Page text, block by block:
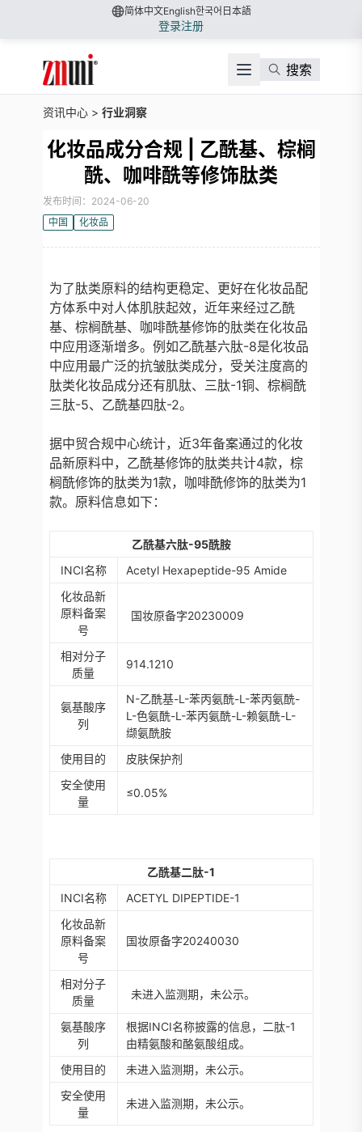
简体中文English한국어 日本語
登录注册
搜索
资讯中心 > 行业洞察
化妆品成分合规 | 乙酰基、棕榈
酰、咖啡酰等修饰肽类
发布时间：2024-06-20
中国
化妆品
为了肽类原料的结构更稳定、更好在化妆品配
方体系中对人体肌肤起效，近年来经过乙酰
基、棕榈酰基、咖啡酰基修饰的肽类在化妆品
中应用逐渐增多。例如乙酰基六肽-8是化妆品
中应用最广泛的抗皱肽类成分，受关注度高的
肽类化妆品成分还有肌肽、三肽-1铜、棕榈酰
三肽-5、乙酰基四肽-2。
据中贸合规中心统计，近3年备案通过的化妆
品新原料中，乙酰基修饰的肽类共计4款，棕
榈酰修饰的肽类为1款，咖啡酰修饰的肽类为1
款。原料信息如下：
乙酰基六肽-95酰胺
INCI名称
Acetyl Hexapeptide-95 Amide
化妆品新
原料备案
号
国妆原备字20230009
相对分子
质量
914.1210
氨基酸序
列
N-乙酰基-L-苯丙氨酰-L-苯丙氨酰-
L-色氨酰-L-苯丙氨酰-L-赖氨酰-L-
缬氨酰胺
使用目的
皮肤保护剂
安全使用
量
≤0.05%
乙酰基二肽-1
INCI名称
ACETYL DIPEPTIDE-1
化妆品新
原料备案
号
国妆原备字20240030
相对分子
质量
未进入监测期，未公示。
氨基酸序
列
根据INCI名称披露的信息，二肽-1
由精氨酸和酪氨酸组成。
使用目的
未进入监测期，未公示。
安全使用
量
未进入监测期，未公示。